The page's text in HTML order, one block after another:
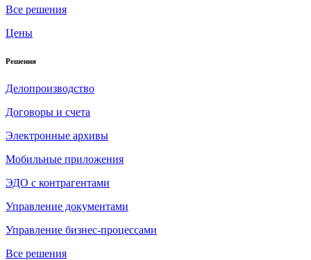
Все решения
Цены
Решения
Делопроизводство
Договоры и счета
Электронные архивы
Мобильные приложения
ЭДО с контрагентами
Управление документами
Управление бизнес-процессами
Все решения